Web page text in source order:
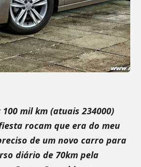
mil km (atuais 234000)
rocam que era do meu
de um novo carro para
diário de 70km pela